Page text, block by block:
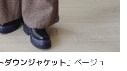
ダウンジャケット』ベージュ